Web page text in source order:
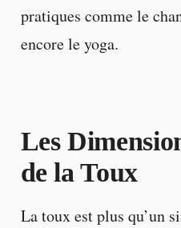
pratiques comme le
encore le yoga.
Les
de la Toux
La toux est plus qu’un